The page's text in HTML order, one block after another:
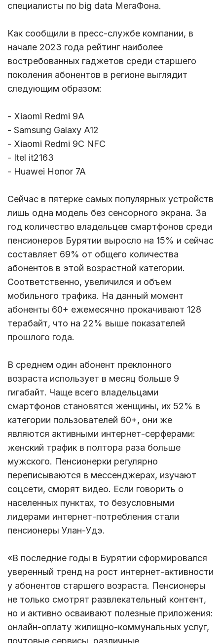
специалисты по big data МегаФона.
Как сообщили в пресс-службе компании, в
начале 2023 года рейтинг наиболее
востребованных гаджетов среди старшего
поколения абонентов в регионе выглядит
следующим образом:
- Xiaomi Redmi 9A
- Samsung Galaxy A12
- Xiaomi Redmi 9C NFC
- Itel it2163
- Huawei Honor 7A
Сейчас в пятерке самых популярных устройств
лишь одна модель без сенсорного экрана. За
год количество владельцев смартфонов среди
пенсионеров Бурятии выросло на 15% и сейчас
составляет 69% от общего количества
абонентов в этой возрастной категории.
Соответственно, увеличился и объем
мобильного трафика. На данный момент
абоненты 60+ ежемесячно прокачивают 128
терабайт, что на 22% выше показателей
прошлого года.
В среднем один абонент преклонного
возраста использует в месяц больше 9
гигабайт. Чаще всего владельцами
смартфонов становятся женщины, их 52% в
категории пользователей 60+, они же
являются активными интернет-серферами:
женский трафик в полтора раза больше
мужского. Пенсионерки регулярно
переписываются в мессенджерах, изучают
соцсети, сморят видео. Если говорить о
населенных пунктах, то безусловными
лидерами интернет-потребления стали
пенсионеры Улан-Удэ.
«В последние годы в Бурятии сформировался
уверенный тренд на рост интернет-активности
у абонентов старшего возраста. Пенсионеры
не только смотрят развлекательный контент,
но и активно осваивают полезные приложения:
онлайн-оплату жилищно-коммунальных услуг,
почтовые сервисы, различные